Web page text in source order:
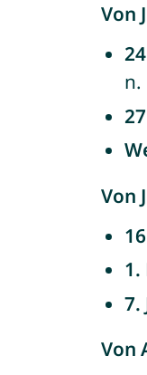
Von
n.
Von
1.
7.
Von